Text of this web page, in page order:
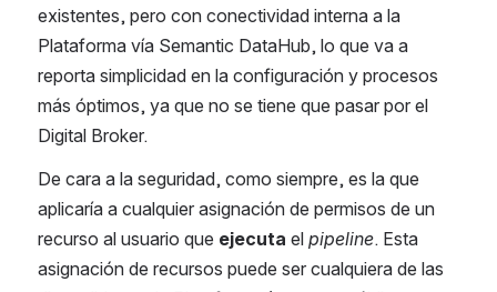
existentes, pero con conectividad interna a la
Plataforma vía Semantic DataHub, lo que va a
reporta simplicidad en la configuración y procesos
más óptimos, ya que no se tiene que pasar por el
Digital Broker.
De cara a la seguridad, como siempre, es la que
aplicaría a cualquier asignación de permisos de un
recurso al usuario que ejecuta el pipeline. Esta
asignación de recursos puede ser cualquiera de las